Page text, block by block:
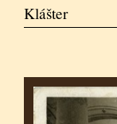
Klášter